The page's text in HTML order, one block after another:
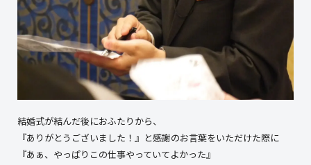
結婚式が結んだ後におふたりから、
『ありがとうございました！』と感謝のお言葉をいただけた際に
『あぁ、やっぱりこの仕事やっていてよかった』